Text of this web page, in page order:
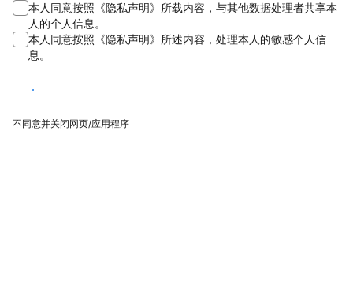
本人同意按照《隐私声明》所载内容，与其他数据处理者共享本
人的个人信息。
本人同意按照《隐私声明》所述内容，处理本人的敏感个人信
息。
同意
不同意并关闭网页/应用程序